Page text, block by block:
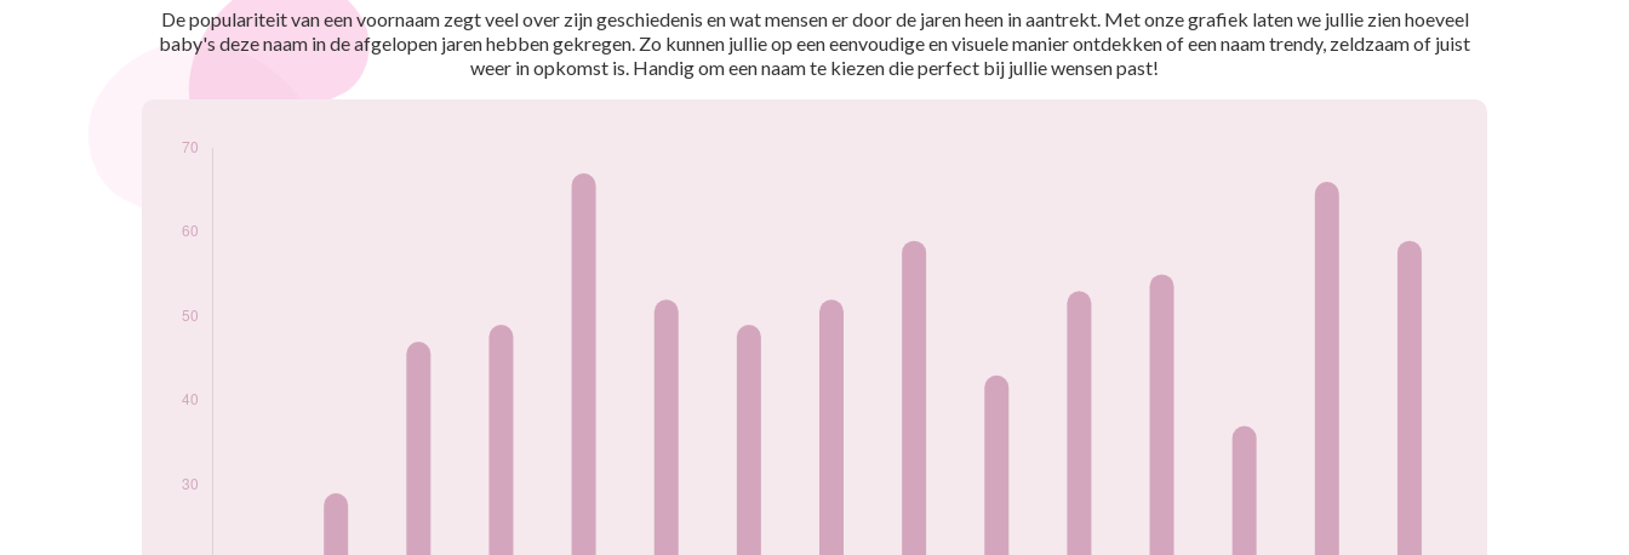
De populariteit van een voornaam zegt veel over zijn geschiedenis en wat mensen er door de jaren heen in aantrekt. Met onze grafiek laten we jullie zien hoeveel
baby's deze naam in de afgelopen jaren hebben gekregen. Zo kunnen jullie op een eenvoudige en visuele manier ontdekken of een naam trendy, zeldzaam of juist
weer in opkomst is. Handig om een naam te kiezen die perfect bij jullie wensen past!
prénom Eliana par
2009
25
2010
19
2014
67
2017
2020